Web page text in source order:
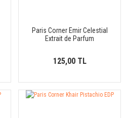
Paris Corner Emir Celestial
Extrait de Parfum
125,00 TL